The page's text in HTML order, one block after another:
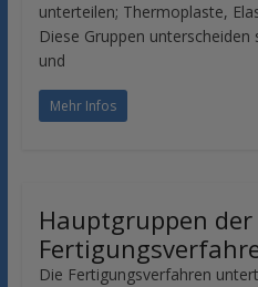
unterteilen; Thermoplaste,
Diese Gruppen
und
Mehr Infos
Hauptgruppen der
Die Fertigungsverfahren